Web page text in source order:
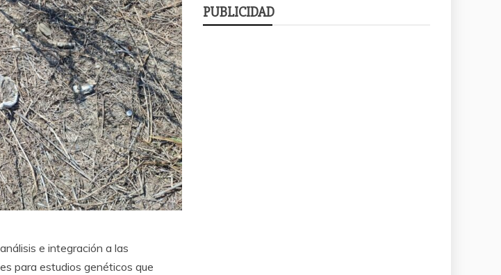
e integración a las
para estudios genéticos que
PUBLICIDAD